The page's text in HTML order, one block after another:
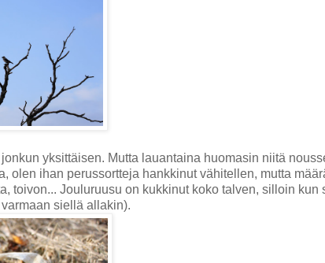
yksittäisen. Mutta lauantaina huomasin niitä
olen ihan perussortteja hankkinut vähitellen, mutta
toivon... Jouluruusu on kukkinut koko talven, silloin kun
siellä allakin).